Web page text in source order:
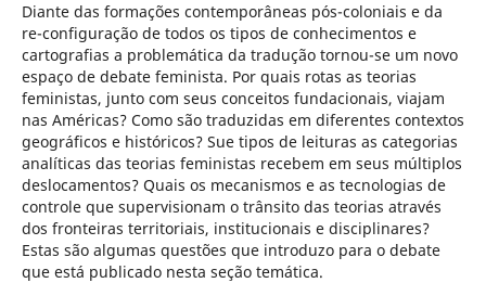
Diante das formações contemporâneas pós-coloniais e da
re-configuração de todos os tipos de conhecimentos e
cartografias a problemática da tradução tornou-se um novo
espaço de debate feminista. Por quais rotas as teorias
feministas, junto com seus conceitos fundacionais, viajam
nas Américas? Como são traduzidas em diferentes contextos
geográficos e históricos? Sue tipos de leituras as categorias
analíticas das teorias feministas recebem em seus múltiplos
deslocamentos? Quais os mecanismos e as tecnologias de
controle que supervisionam o trânsito das teorias através
dos fronteiras territoriais, institucionais e disciplinares?
Estas são algumas questões que introduzo para o debate
que está publicado nesta seção temática.